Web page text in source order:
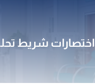
اختصارات شريط